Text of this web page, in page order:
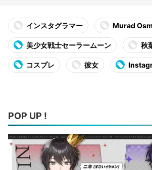
インスタグラマー Murad
美少女戦士セーラームーン 秋
コスプレ 彼女
POP UP !